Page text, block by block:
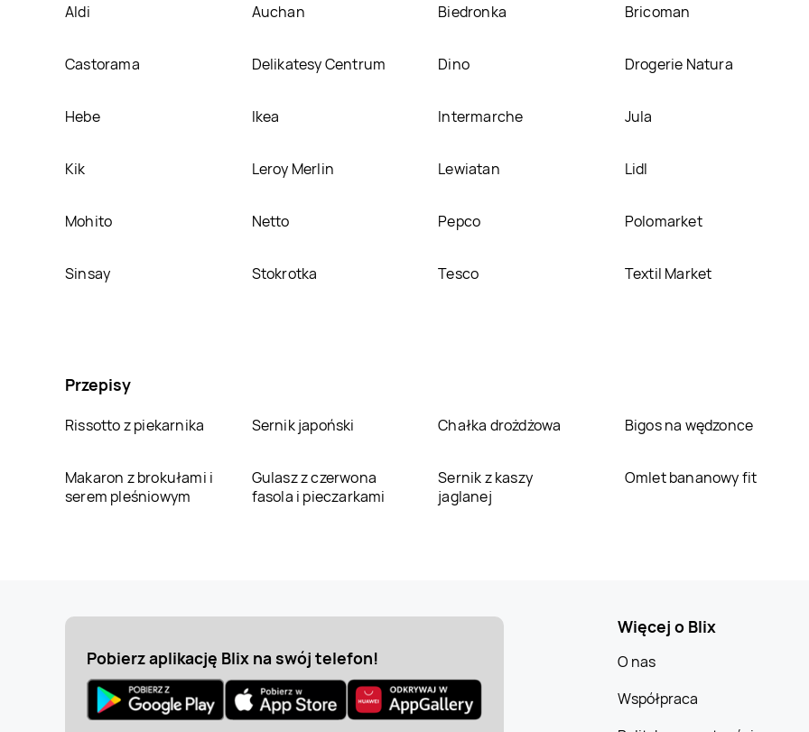
Aldi Auchan Biedronka Bricoman
Castorama Delikatesy Centrum Dino Drogerie Natura
Hebe Ikea Intermarche Jula
Kik Leroy Merlin Lewiatan Lidl
Mohito Netto Pepco Polomarket
Sinsay Stokrotka Tesco Textil Market
Przepisy
Rissotto z piekarnika Sernik japoński Chałka drożdżowa Bigos na wędzonce
Makaron z brokułami i
serem pleśniowym
Gulasz z czerwona
fasola i pieczarkami
Sernik z kaszy
jaglanej
Omlet bananowy fit
Pobierz aplikację Blix na swój telefon!
Więcej o Blix
O nas
Współpraca